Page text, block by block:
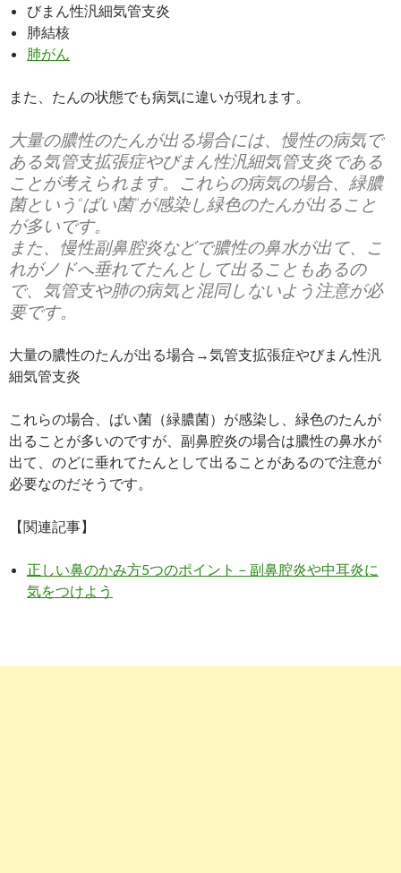
びまん性汎細気管支炎
肺結核
肺がん
また、たんの状態でも病気に違いが現れます。
大量の膿性のたんが出る場合には、慢性の病気で
ある気管支拡張症やびまん性汎細気管支炎である
ことが考えられます。これらの病気の場合、緑膿
菌という“ばい菌”が感染し緑色のたんが出ること
が多いです。
また、慢性副鼻腔炎などで膿性の鼻水が出て、こ
れがノドへ垂れてたんとして出ることもあるの
で、気管支や肺の病気と混同しないよう注意が必
要です。
大量の膿性のたんが出る場合→気管支拡張症やびまん性汎
細気管支炎
これらの場合、ばい菌（緑膿菌）が感染し、緑色のたんが
出ることが多いのですが、副鼻腔炎の場合は膿性の鼻水が
出て、のどに垂れてたんとして出ることがあるので注意が
必要なのだそうです。
【関連記事】
正しい鼻のかみ方5つのポイント－副鼻腔炎や中耳炎に
気をつけよう